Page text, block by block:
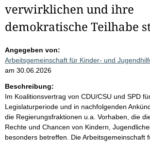
verwirklichen und ihre
demokratische Teilhabe
Angegeben von:
Arbeitsgemeinschaft für Kinder- und
am 30.06.2026
Beschreibung:
Im Koalitionsvertrag von CDU/CSU und SPD für
Legislaturperiode und in nachfolgenden
die Regierungsfraktionen u.a. Vorhaben, die
Rechte und Chancen von Kindern,
besonders betreffen. Die Arbeitsgemeinschaft